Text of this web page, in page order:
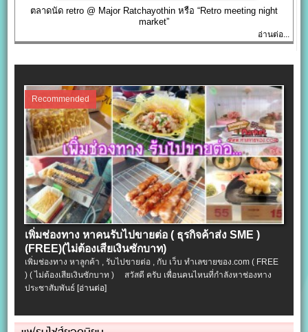
ตลาดนัด retro @ Major Ratchayothin หรือ “Retro meeting night
market”
อ่านต่อ...
Recommended
เพิ่มช่องทาง หาคนรับไปขายต่อ ( ธุรกิจค้าส่ง SME )
(FREE)(ไม่ต้องเสียเงินซักบาท)
เพิ่มช่องทาง หาลูกค้า , รับไปขายต่อ , กับ เว็บ ทำเลขายของ.com ( FREE
) ( ไม่ต้องเสียเงินซักบาท ) สวัสดี ครับ เพื่อนคนไหนที่กำลังหาช่องทาง
ประชาสัมพันธ์[อ่านต่อ]